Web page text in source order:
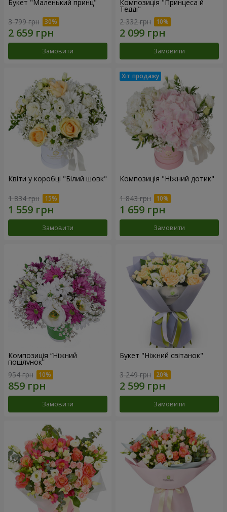
Букет "Маленький принц"
3 799 грн
Замовити
Композиція "Принцеса й
Тедді"
2 332 грн
Замовити
Квіти у коробці "Білий шовк"
1 834 грн
Замовити
Композиція "Ніжний дотик"
1 843 грн
Замовити
Композиція “Ніжний
поцілунок”
954 грн
Замовити
Букет "Ніжний світанок"
3 249 грн
Замовити